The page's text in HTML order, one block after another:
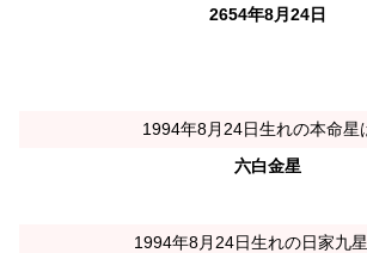
2654年8月24日
1994年8月24日生れの本命星
六白金星
1994年8月24日生れの日家九